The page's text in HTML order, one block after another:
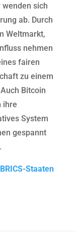
sich
ab. Durch
Weltmarkt,
nehmen
fairen
zu einem
Bitcoin
ihre
System
gespannt
Staaten